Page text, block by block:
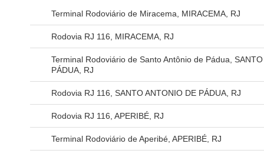
Terminal Rodoviário de Miracema, MIRACEMA, RJ
Rodovia RJ 116, MIRACEMA, RJ
Terminal Rodoviário de Santo Antônio de Pádua,
PÁDUA, RJ
Rodovia RJ 116, SANTO ANTONIO DE PÁDUA, RJ
Rodovia RJ 116, APERIBÉ, RJ
Terminal Rodoviário de Aperibé, APERIBÉ, RJ